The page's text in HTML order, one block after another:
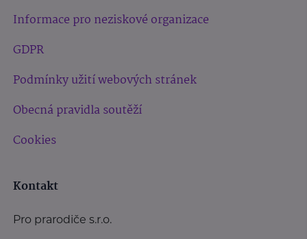
Informace pro neziskové organizace
GDPR
Podmínky užití webových stránek
Obecná pravidla soutěží
Cookies
Kontakt
Pro prarodiče s.r.o.